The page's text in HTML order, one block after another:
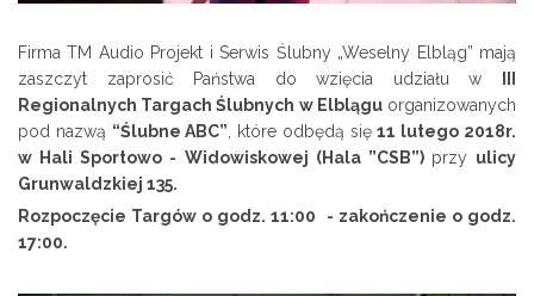
Firma TM Audio Projekt i Serwis Ślubny „Weselny Elbląg” mają
zaszczyt zaprosić Państwa do wzięcia udziału w
Regionalnych Targach Ślubnych w Elbląguorganizowanych
pod nazwą “Ślubne ABC”, które odbędą się11 lutego 2018r.
w Hali Sportowo - Widowiskowej (Hala ”CSB”) przy ulicy
Grunwaldzkiej 135.
Rozpoczęcie Targów o godz. 11:00 - zakończenie o godz.
17:00.